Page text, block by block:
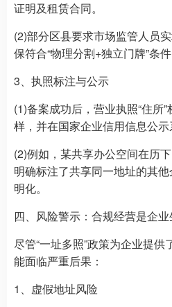
证明及租赁合同。
(2)部分区县要求市场监管人员
保符合“物理分割+独立门牌”条件
3、执照标注与公示
(1)备案成功后，营业执照“住所”
样，并在国家企业信用信息公示
(2)例如，某共享办公空间在历
明确标注了共享同一地址的其
明化。
四、风险警示：合规经营是企
尽管“一址多照”政策为企业提
能面临严重后果：
1、虚假地址风险